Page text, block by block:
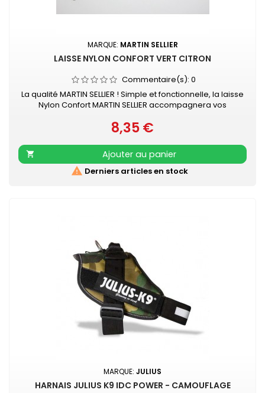
MARQUE: MARTIN SELLIER
LAISSE NYLON CONFORT VERT CITRON
Commentaire(s): 0
La qualité MARTIN SELLIER ! Simple et fonctionnelle, la laisse
Nylon Confort MARTIN SELLIER accompagnera vos
et résistante Poignée renforcée pour plus de confort
Mousqueton laqué noir Retrouvez également les COLLIERS
NYLON CONFORT assortis
Prix
8,35 €

Ajouter au panier
 Derniers articles en stock
MARQUE: JULIUS
HARNAIS JULIUS K9 IDC POWER - CAMOUFLAGE